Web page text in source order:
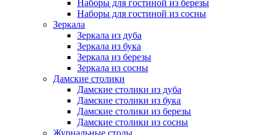
Наборы для гостиной из березы
Наборы для гостиной из сосны
Зеркала
Зеркала из дуба
Зеркала из бука
Зеркала из березы
Зеркала из сосны
Дамские столики
Дамские столики из дуба
Дамские столики из бука
Дамские столики из березы
Дамские столики из сосны
Журнальные столы